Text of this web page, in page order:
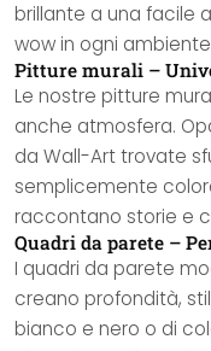
brillante a una facile
wow in ogni
Pitture murali –
Le nostre pitture
anche atmosfera.
da Wall-Art trovate
semplicemente
raccontano storie e
Quadri da parete –
I quadri da parete
creano profondità,
bianco e nero o di